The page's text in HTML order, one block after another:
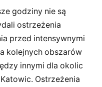
godziny nie są
ostrzeżenia
przed intensywnymi
kolejnych obszarów
innymi dla okolic
Ostrzeżenia